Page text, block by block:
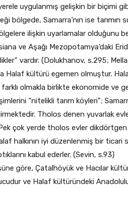
uygulanmış gelişkin bir biçimi
bölgede, Samarra’nın ise tarımın
ilişkin uyarlamalar olduğunu
ve Aşağı Mezopotamya’daki
vardır. (Dolukhanov, s.295;
Halaf kültürü egemen olmuştur.
olmakla birlikte ekonomide ve
“nitelikli tarım köyleri”;
Tholos denen yuvarlak
çok yerde tholos evler
halkının iyi düzenlenmiş bir ticari
kabul ederler. (Sevin, s.93)
göre, Çatalhöyük ve Hacılar
ve Halaf kültüründeki